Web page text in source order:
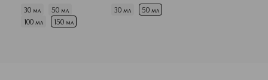
30 мл
50 мл
100 мл
150 мл
30 мл 50 мл